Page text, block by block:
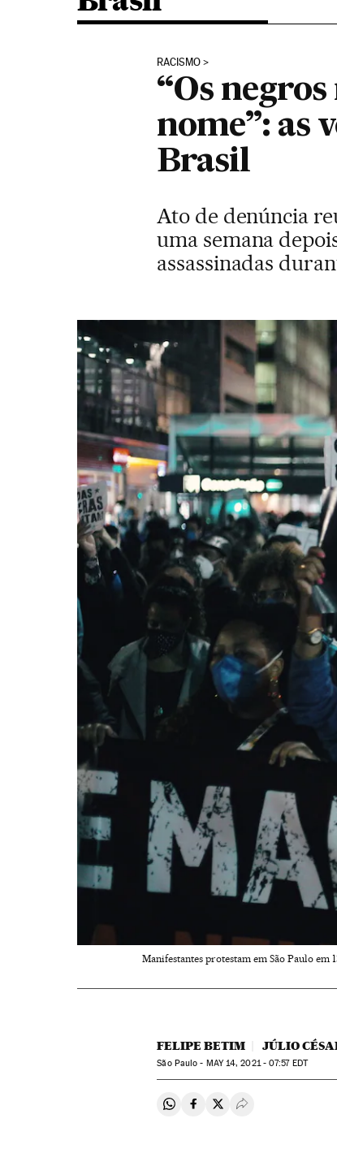
RACISMO
“Os
nome”: as
Brasil
Ato de denúncia
uma semana
assassinadas
Manifestantes protestam em São Paulo em
FELIPE BETIM JÚLIO
São Paulo - MAY14, 2021 - 07:57EDT
Compartir en Whatsapp
Compartir en Facebook
Compartir en Twitter
Desplegar Redes